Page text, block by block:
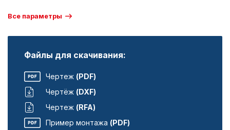
Все параметры
Файлы для скачивания:
Чертеж (PDF)
Чертёж (DXF)
Чертеж (RFA)
Пример монтажа (PDF)